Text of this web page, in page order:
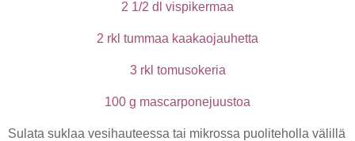
2 1/2 dl vispikermaa
2 rkl tummaa kaakaojauhetta
3 rkl tomusokeria
100 g mascarponejuustoa
Sulata suklaa vesihauteessa tai mikrossa puoliteholla välillä